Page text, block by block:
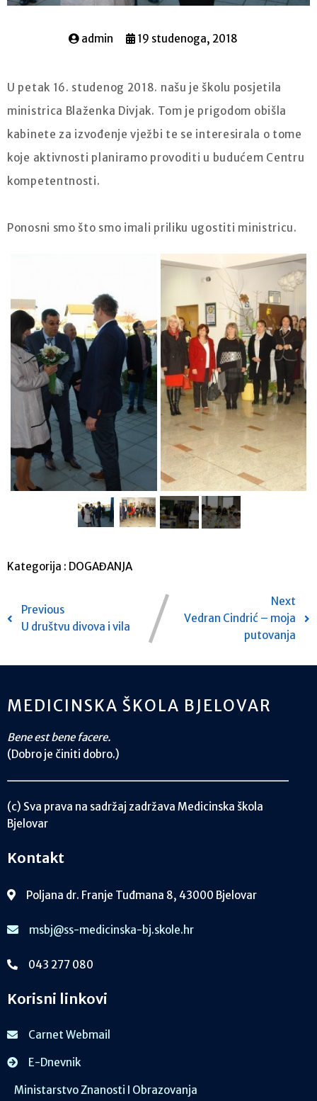
admin 19 studenoga, 2018
U petak 16. studenog 2018. našu je školu posjetila
ministrica Blaženka Divjak. Tom je prigodom obišla
kabinete za izvođenje vježbi te se interesirala o tome
koje aktivnosti planiramo provoditi u budućem Centru
kompetentnosti.
Ponosni smo što smo imali priliku ugostiti ministricu.
Kategorija : DOGAĐANJA
Previous
U društvu divova i vila
Next
Vedran Cindrić – moja
putovanja
MEDICINSKA ŠKOLA BJELOVAR
Bene est bene facere.
(Dobro je činiti dobro.)
(c) Sva prava na sadržaj zadržava Medicinska škola
Bjelovar
Kontakt
Poljana dr. Franje Tuđmana 8, 43000 Bjelovar
msbj@ss-medicinska-bj.skole.hr
043 277 080
Korisni linkovi
Carnet Webmail
E-Dnevnik
Ministarstvo Znanosti I Obrazovanja